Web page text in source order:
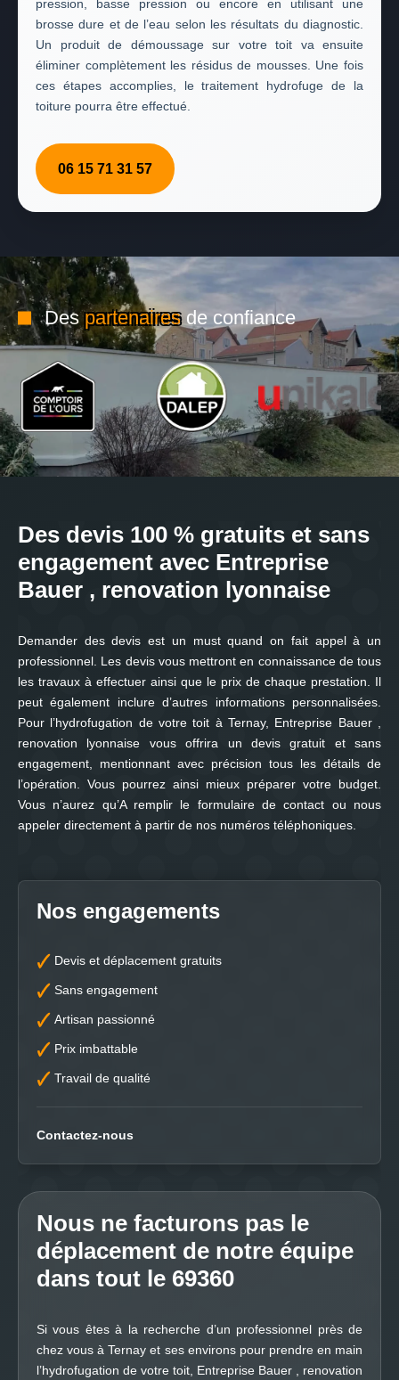
pression, basse pression ou encore en utilisant une
brosse dure et de l’eau selon les résultats du diagnostic.
Un produit de démoussage sur votre toit va ensuite
éliminer complètement les résidus de mousses. Une fois
ces étapes accomplies, le traitement hydrofuge de la
toiture pourra être effectué.
06 15 71 31 57
Despartenairesde confiance
Des devis 100 % gratuits et sans
engagement avec Entreprise
Bauer , renovation lyonnaise
Demander des devis est un must quand on fait appel à un
professionnel. Les devis vous mettront en connaissance de tous
les travaux à effectuer ainsi que le prix de chaque prestation. Il
peut également inclure d’autres informations personnalisées.
Pour l’hydrofugation de votre toit à Ternay, Entreprise Bauer ,
renovation lyonnaise vous offrira un devis gratuit et sans
engagement, mentionnant avec précision tous les détails de
l’opération. Vous pourrez ainsi mieux préparer votre budget.
Vous n’aurez qu’A remplir le formulaire de contact ou nous
appeler directement à partir de nos numéros téléphoniques.
Nos engagements
Devis et déplacement gratuits
Sans engagement
Artisan passionné
Prix imbattable
Travail de qualité
Contactez-nous
Nous ne facturons pas le
déplacement de notre équipe
dans tout le 69360
Si vous êtes à la recherche d’un professionnel près de
chez vous à Ternay et ses environs pour prendre en main
l’hydrofugation de votre toit, Entreprise Bauer , renovation